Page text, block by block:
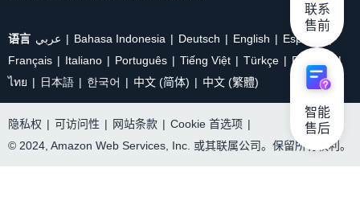
语言 عربي Bahasa Indonesia Deutsch English
Español
Français
Italiano Português Tiếng Việt Türkçe
Ρусский
ไทย
日本語 한국어 中文 (简体) 中文 (繁體)
隐私权 | 可访问性 | 网站条款 | Cookie 首选项 |
© 2024, Amazon Web Services, Inc. 或其联属公司。保留所有权利。
联系
售前
智能
售后